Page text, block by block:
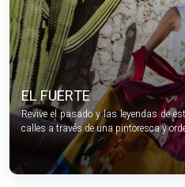
EL FUERTE
Revive el pasado y las leyendas de
calles a través de una pintoresca y